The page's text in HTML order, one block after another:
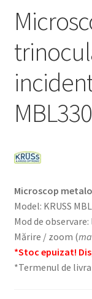
Microscop
Model: KRUSS
Mod de
Mărire / zoom (
*Stoc epuizat!
*Termenul de